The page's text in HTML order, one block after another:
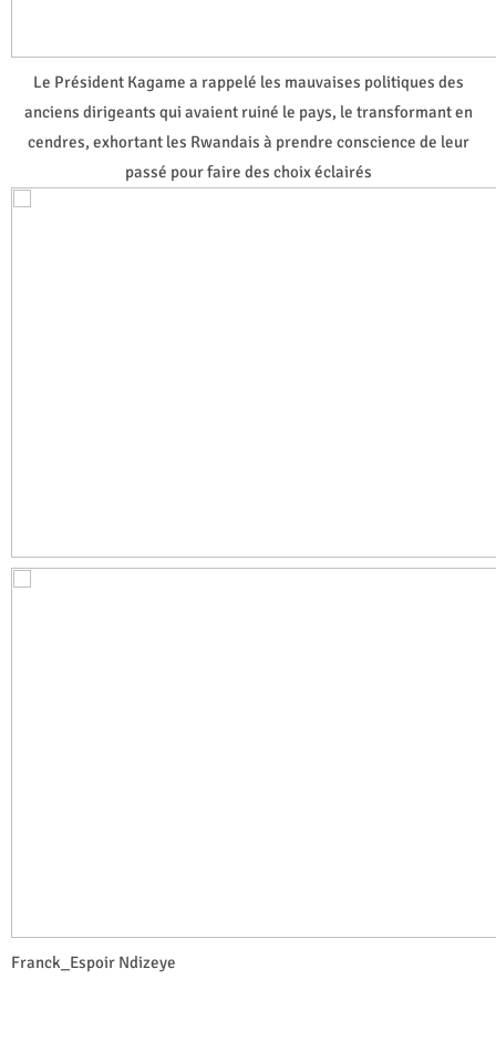
Le Président Kagame a rappelé les mauvaises politiques des
anciens dirigeants qui avaient ruiné le pays, le transformant en
cendres, exhortant les Rwandais à prendre conscience de leur
passé pour faire des choix éclairés
Franck_Espoir Ndizeye